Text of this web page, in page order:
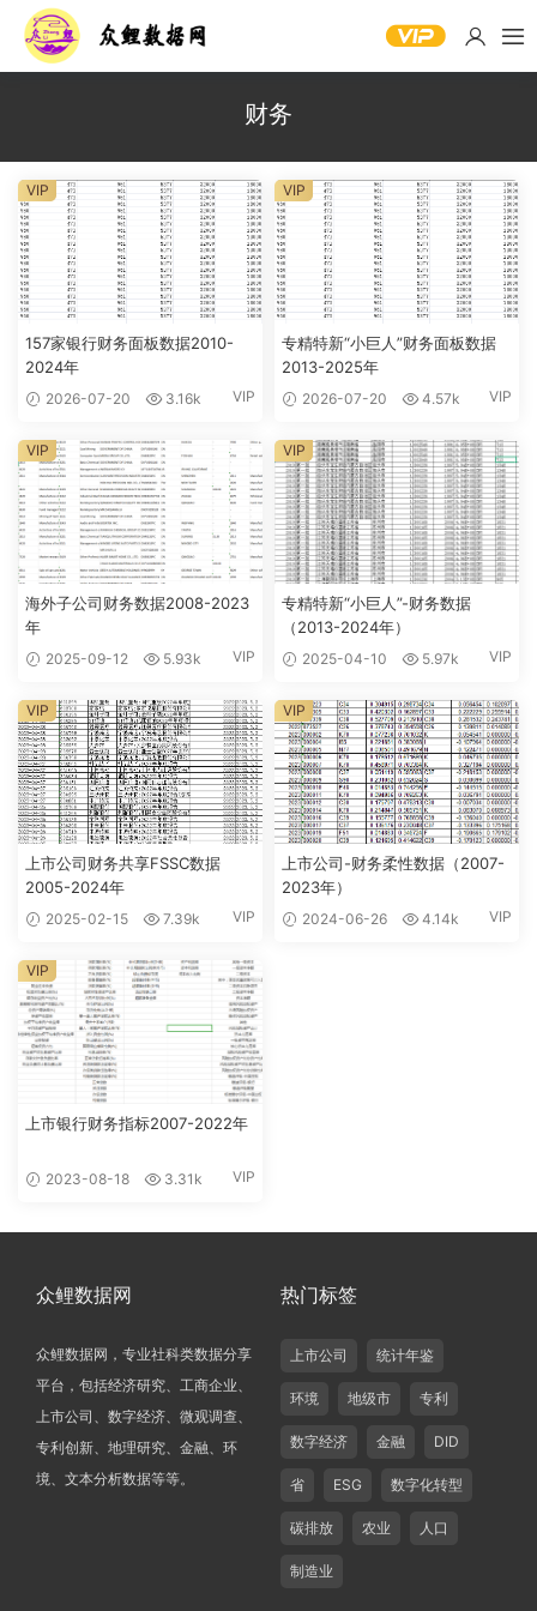
财务
157家银行财务面板数据2010-
2024年
2026-07-20 3.16k VIP
VIP
专精特新“小巨人”财务面板数据
2013-2025年
2026-07-20 4.57k VIP
VIP
海外子公司财务数据2008-2023
年
2025-09-12 5.93k VIP
VIP
专精特新“小巨人”-财务数据
（2013-2024年）
2025-04-10 5.97k VIP
VIP
上市公司财务共享FSSC数据
2005-2024年
2025-02-15 7.39k VIP
VIP
上市公司-财务柔性数据（2007-
2023年）
2024-06-26 4.14k VIP
VIP
上市银行财务指标2007-2022年
2023-08-18 3.31k VIP
VIP
众鲤数据网
众鲤数据网，专业社科类数据分享
平台，包括经济研究、工商企业、
上市公司、数字经济、微观调查、
专利创新、地理研究、金融、环
境、文本分析数据等等。
热门标签
上市公司 统计年鉴
环境 地级市 专利
数字经济 金融 DID
省 ESG 数字化转型
碳排放 农业 人口
制造业